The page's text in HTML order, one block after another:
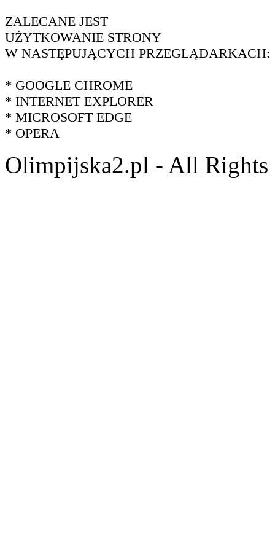
ZALECANE JEST
UŻYTKOWANIE STRONY
W NASTĘPUJĄCYCH PRZEGLĄDARKACH:
* GOOGLE CHROME
* INTERNET EXPLORER
* MICROSOFT EDGE
* OPERA
Olimpijska2.pl - All Rights